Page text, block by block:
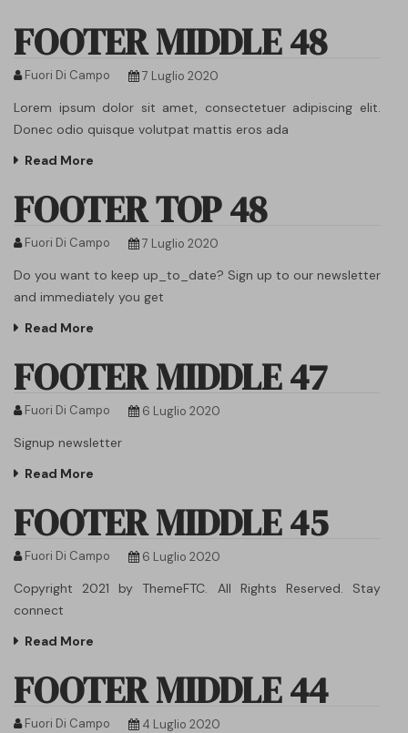
FOOTER MIDDLE 48
Fuori Di Campo 7 Luglio 2020
Lorem ipsum dolor sit amet, consectetuer adipiscing elit.
Donec odio quisque volutpat mattis eros ada
Read More
FOOTER TOP 48
Fuori Di Campo 7 Luglio 2020
Do you want to keep up_to_date? Sign up to our newsletter
and immediately you get
Read More
FOOTER MIDDLE 47
Fuori Di Campo 6 Luglio 2020
Signup newsletter
Read More
FOOTER MIDDLE 45
Fuori Di Campo 6 Luglio 2020
Copyright 2021 by ThemeFTC. All Rights Reserved. Stay
connect
Read More
FOOTER MIDDLE 44
Fuori Di Campo 4 Luglio 2020